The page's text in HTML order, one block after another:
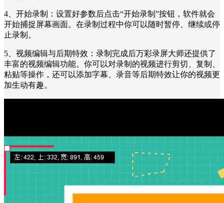
4、开始录制：设置好参数后点击“开始录制”按钮，软件就会
开始捕捉屏幕画面。在录制过程中你可以随时暂停、继续或停
止录制。
5、视频编辑与后期特效：录制完成后万彩录屏大师还提供了
丰富的视频编辑功能。你可以对录制的视频进行剪切、复制、
粘贴等操作，还可以添加字幕、录音等后期特效让你的视频更
加生动有趣。